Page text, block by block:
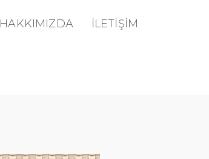
HAKKIMIZDA İLETİŞİM